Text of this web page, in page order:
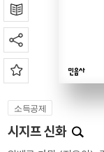
소득공제
시지프 신화